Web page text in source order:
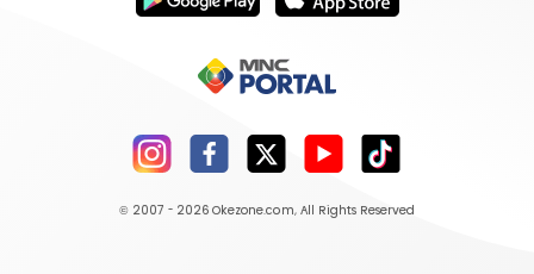
© 2007 - 2026 Okezone.com, All Rights Reserved